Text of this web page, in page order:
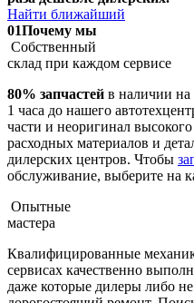
Найти ближайший
01Почему мы
Собственный
склад при каждом сервисе
80% запчастей в наличии на
1 часа до нашего
части и неоригинал
расходных материалов и
дилерских центров. Чтобы
обслуживание, выберите на
Опытные
мастера
Квалифицированные
сервисах качественно
даже которые дилеры либо